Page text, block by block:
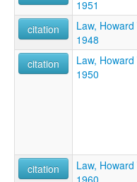
1951
citation
Law, Howard
1948
citation
Law, Howard
1950
citation
Law, Howard
1960